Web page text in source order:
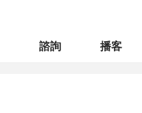
諮詢 播客